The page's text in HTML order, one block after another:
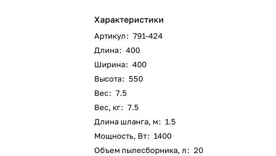
Характеристики
Артикул: 791-424
Длина: 400
Ширина: 400
Высота: 550
Вес: 7.5
Вес, кг: 7.5
Длина шланга, м: 1.5
Мощность, Вт: 1400
Объем пылесборника, л: 20
Добавляйте товарыв корзину
Оплачивайте сегодня только
% картой любого банка
Получайте товарвыбранный способом